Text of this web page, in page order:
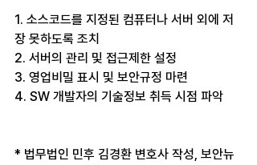
1. 소스코드를 지정된 컴퓨터나 서버 외에 저
장 못하도록 조치
2. 서버의 관리 및 접근제한 설정
3. 영업비밀 표시 및 보안규정 마련
4. SW 개발자의 기술정보 취득 시점 파악
* 법무법인 민후 김경환 변호사 작성, 보안뉴